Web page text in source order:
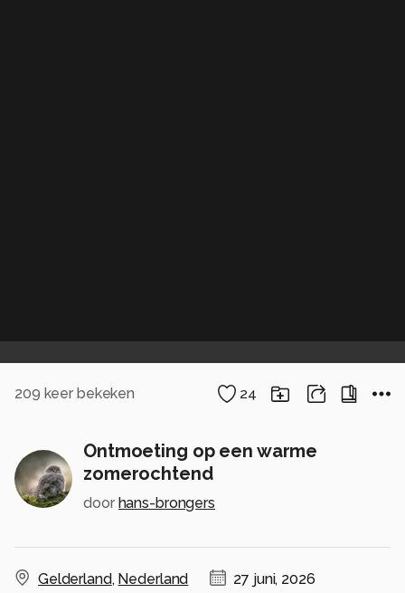
209 keer bekeken 24
Ontmoeting op een warme
zomerochtend
door hans-brongers
Gelderland, Nederland 27 juni, 2026